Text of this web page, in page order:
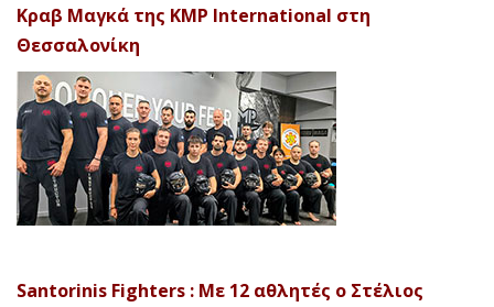
Κραβ Μαγκά της KMP International στη
Θεσσαλονίκη
Santorinis Fighters : Με 12 αθλητές ο Στέλιος